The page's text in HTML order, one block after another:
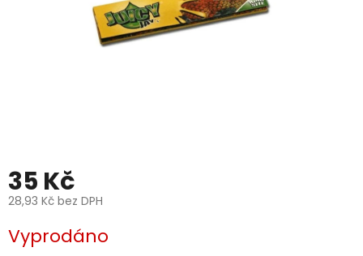
35 Kč
28,93 Kč bez DPH
cena:
Vyprodáno